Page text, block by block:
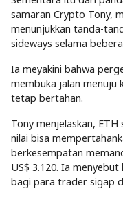
samaran Crypto Tony,
menunjukkan tanda-
sideways selama
Ia meyakini bahwa
membuka jalan menuju
tetap bertahan.
Tony menjelaskan,
nilai bisa
berkesempatan
US$ 3.120. Ia
bagi para trader sigap di